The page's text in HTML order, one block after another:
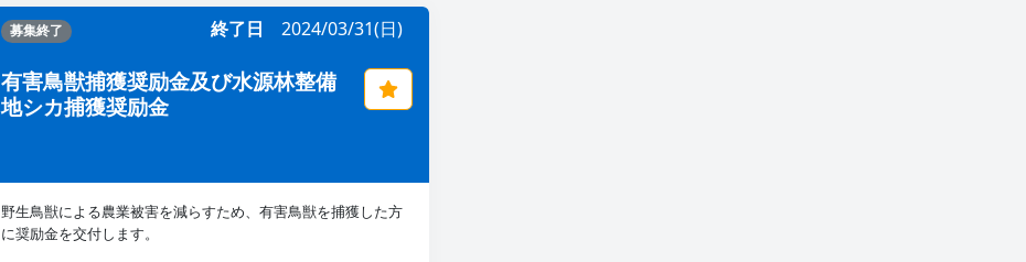
募集終了 終了日 2024/03/31(日)
有害鳥獣捕獲奨励金及び水源林整備
地シカ捕獲奨励金
野生鳥獣による農業被害を減らすため、有害鳥獣を捕獲した方
に奨励金を交付します。